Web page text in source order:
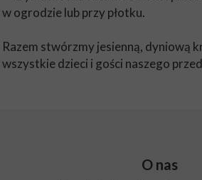
w ogrodzie lub przy płotku.
Razem stwórzmy jesienną, dyniową
wszystkie dzieci i gości naszego
O nas